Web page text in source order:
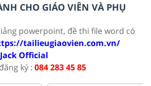
CHO GIÁO VIÊN VÀ PHỤ
powerpoint, đề thi file word có
tailieugiaovien.com.vn/
Official
ký : 084 283 45 85